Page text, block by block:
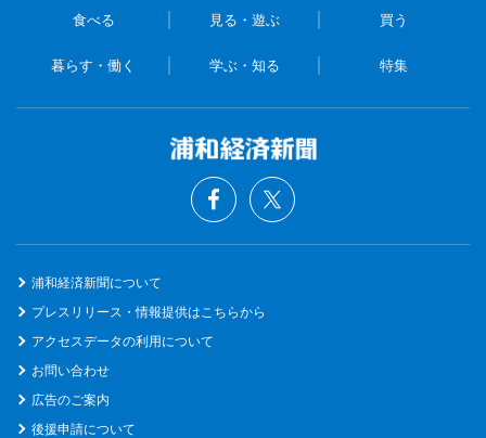
食べる 見る・遊ぶ 買う
暮らす・働く 学ぶ・知る 特集
浦和経済新聞について
プレスリリース・情報提供はこちらから
アクセスデータの利用について
お問い合わせ
広告のご案内
後援申請について